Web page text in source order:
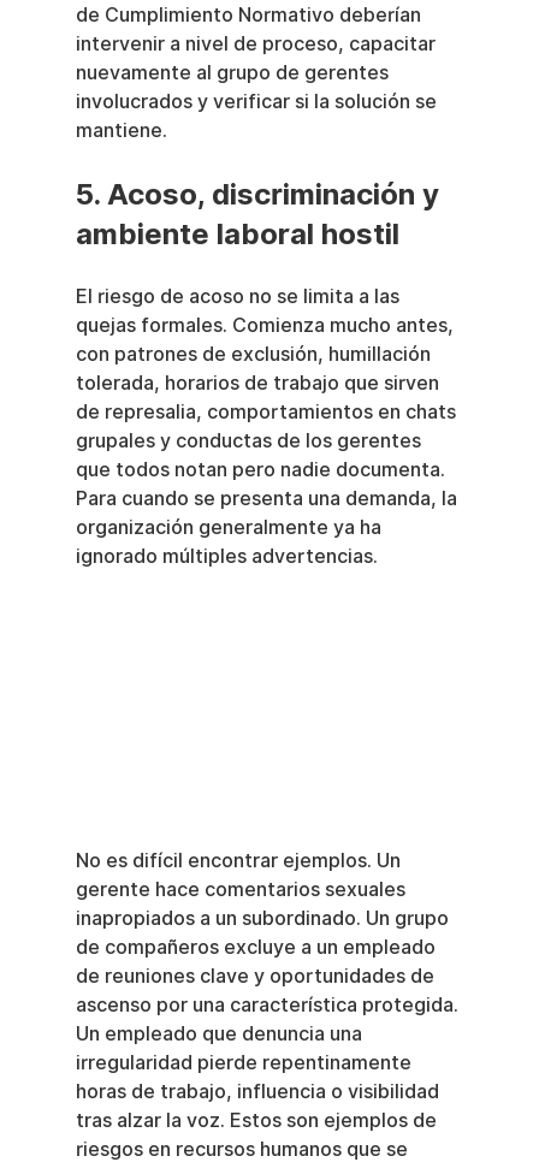
de Cumplimiento Normativo deberían
intervenir a nivel de proceso, capacitar
nuevamente al grupo de gerentes
involucrados y verificar si la solución se
mantiene.
5. Acoso, discriminación y
ambiente laboral hostil
El riesgo de acoso no se limita a las
quejas formales. Comienza mucho antes,
con patrones de exclusión, humillación
tolerada, horarios de trabajo que sirven
de represalia, comportamientos en chats
grupales y conductas de los gerentes
que todos notan pero nadie documenta.
Para cuando se presenta una demanda, la
organización generalmente ya ha
ignorado múltiples advertencias.
No es difícil encontrar ejemplos. Un
gerente hace comentarios sexuales
inapropiados a un subordinado. Un grupo
de compañeros excluye a un empleado
de reuniones clave y oportunidades de
ascenso por una característica protegida.
Un empleado que denuncia una
irregularidad pierde repentinamente
horas de trabajo, influencia o visibilidad
tras alzar la voz. Estos son ejemplos de
riesgos en recursos humanos que se